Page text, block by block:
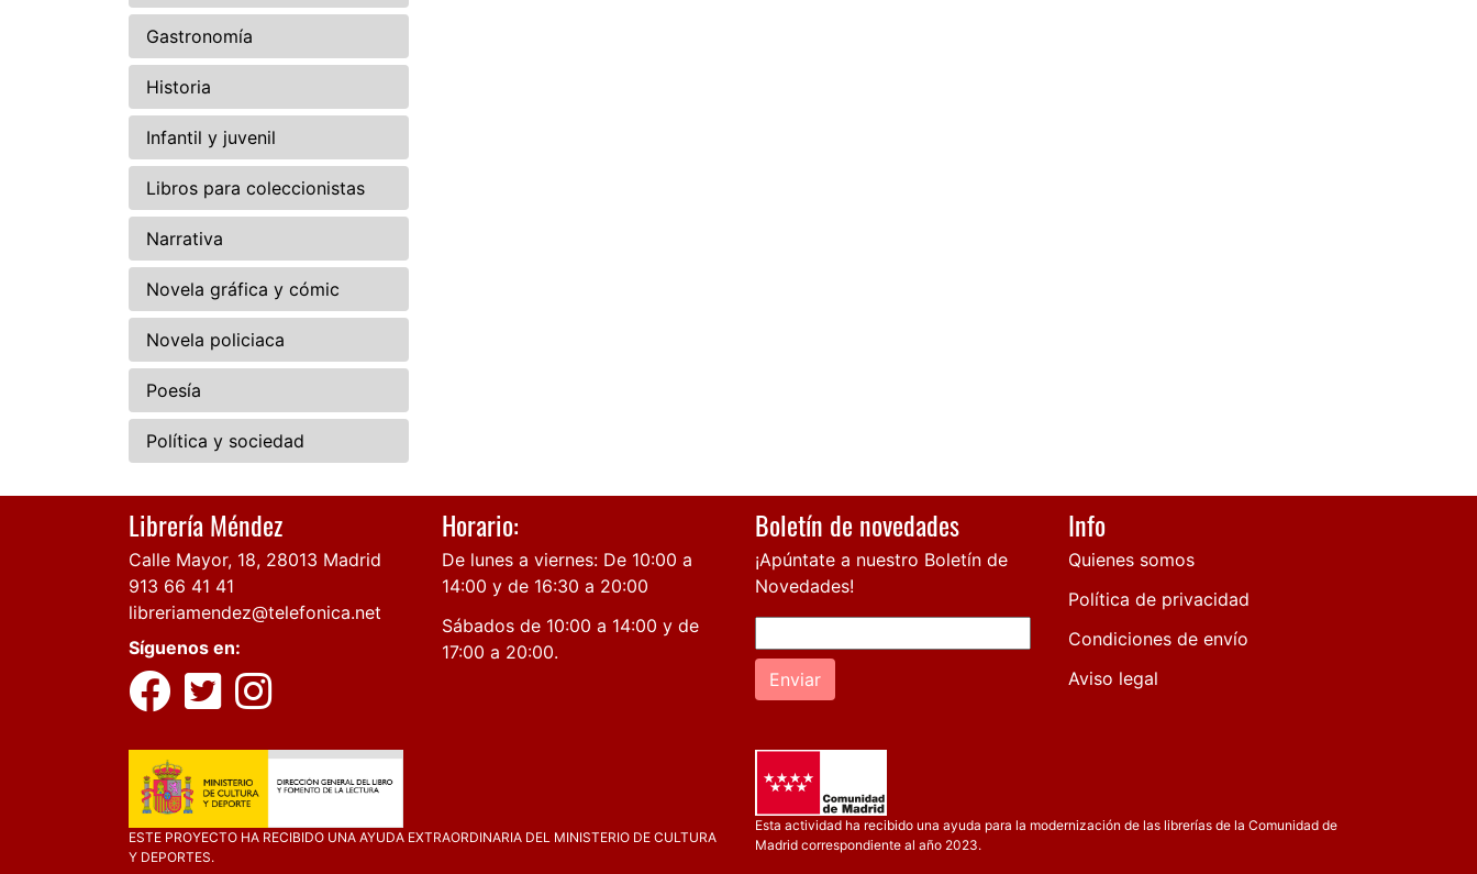
Gastronomía
Historia
Infantil y juvenil
Libros para coleccionistas
Narrativa
Novela gráfica y cómic
Novela policiaca
Poesía
Política y sociedad
Librería Méndez
Calle Mayor, 18, 28013 Madrid
913 66 41 41
libreriamendez@telefonica.net
Síguenos en:
Horario:
De lunes a viernes: De 10:00 a
14:00 y de 16:30 a 20:00
Sábados de 10:00 a 14:00 y de
17:00 a 20:00.
Boletín de novedades
¡Apúntate a nuestro Boletín de
Novedades!
Enviar
Info
Quienes somos
Política de privacidad
Condiciones de envío
Aviso legal
ESTE PROYECTO HA RECIBIDO UNA AYUDA EXTRAORDINARIA DEL MINISTERIO DE CULTURA
Y DEPORTES.
Esta actividad ha recibido una ayuda para la modernización de las librerías de la Comunidad de
Madrid correspondiente al año 2023.